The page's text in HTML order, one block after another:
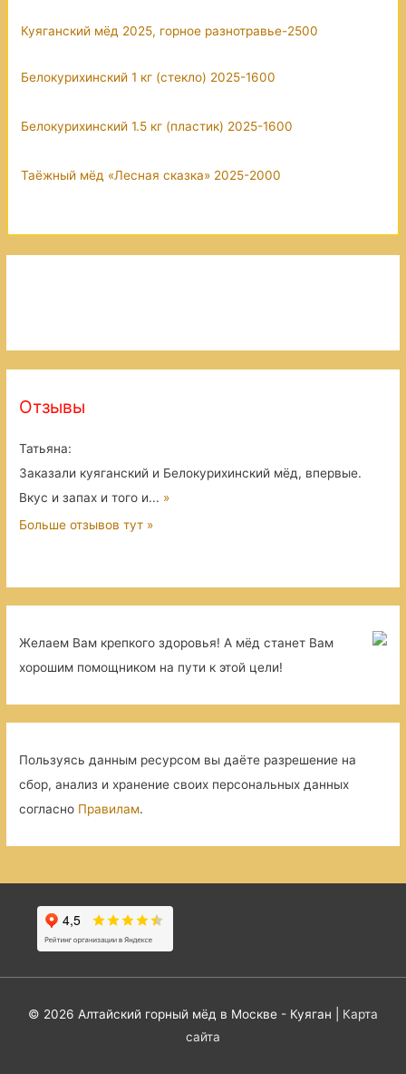
Куяганский мёд 2025, горное разнотравье-2500
Белокурихинский 1 кг (стекло) 2025-1600
Белокурихинский 1.5 кг (пластик) 2025-1600
Таёжный мёд «Лесная сказка» 2025-2000
Отзывы
Татьяна:
Заказали куяганский и Белокурихинский мёд, впервые.
Вкус и запах и того и... »
Больше отзывов тут »
Желаем Вам крепкого здоровья! А мёд станет Вам
хорошим помощником на пути к этой цели!
Пользуясь данным ресурсом вы даёте разрешение на
сбор, анализ и хранение своих персональных данных
согласно Правилам.
© 2026 Алтайский горный мёд в Москве - Куяган
Карта
сайта